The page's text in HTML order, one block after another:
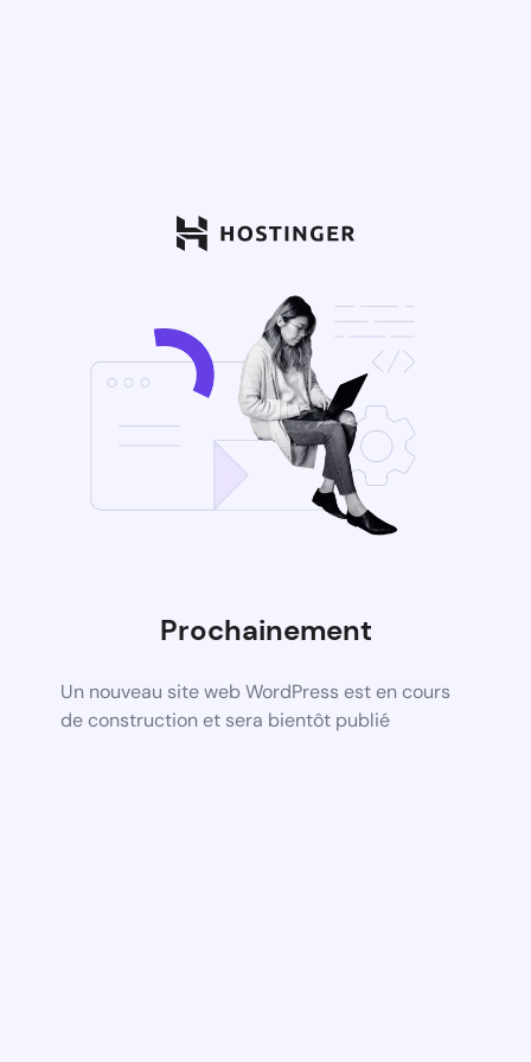
Prochainement
Un nouveau site web WordPress est en cours
de construction et sera bientôt publié